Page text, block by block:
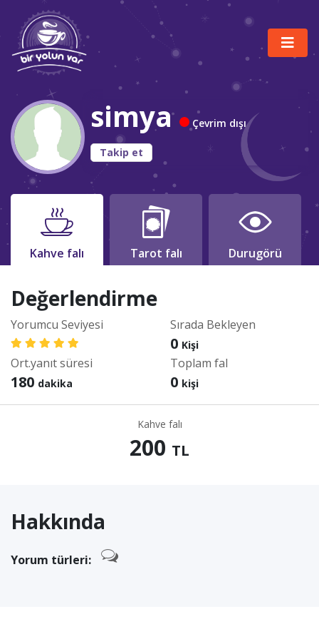
simya Çevrim dışı
Takip et
Kahve falı Tarot falı Durugörü
Değerlendirme
Yorumcu Seviyesi Sırada Bekleyen
0 Kişi
Ort.yanıt süresi
180 dakika
Toplam fal
0 kişi
Kahve falı
200 TL
Hakkında
Yorum türleri: